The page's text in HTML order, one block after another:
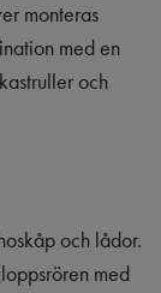
monteras
med en
och
och lådor.
med